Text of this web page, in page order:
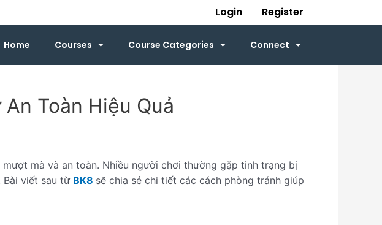
Login Register
Home Courses Course Categories Connect
Toàn Hiệu Quả
mà và an toàn. Nhiều người chơi thường gặp tình trạng bị
Bài viết sau từ BK8 sẽ chia sẻ chi tiết các cách phòng tránh giúp